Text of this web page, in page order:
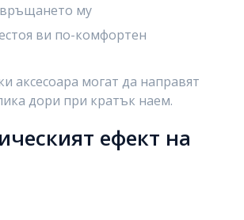
връщането му
ви по-комфортен
аксесоара могат да направят
дори при кратък наем.
ефект на